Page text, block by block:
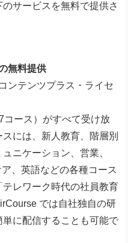
サービスを無料で提供さ
無料提供
ンテンツプラス・ライセ
コース）がすべて受け放
には、新人教育、階層別
ニケーション、営業、
、英語などの各種コース
レワーク時代の社員教育
では自社独自の研
に配信することも可能で